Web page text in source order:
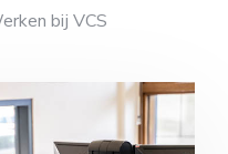
bij VCS